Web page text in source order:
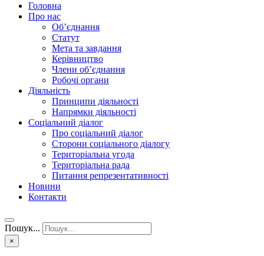
Головна
Про нас
Об’єднання
Статут
Мета та завдання
Керівництво
Члени об’єднання
Робочі органи
Діяльність
Принципи діяльності
Напрямки діяльності
Соціальний діалог
Про соціальний діалог
Сторони соціального діалогу
Територіальна угода
Територіальна рада
Питання репрезентативності
Новини
Контакти
Пошук...
×